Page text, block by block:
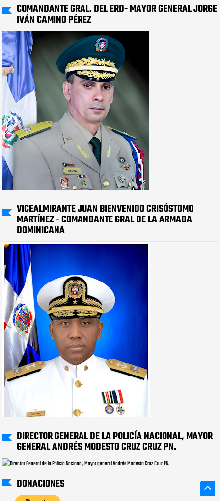
COMANDANTE GRAL. DEL ERD- MAYOR GENERAL JORGE
IVÁN CAMINO PÉREZ
VICEALMIRANTE JUAN BIENVENIDO CRISÓSTOMO
MARTÍNEZ - COMANDANTE GRAL DE LA ARMADA
DOMINICANA
DIRECTOR GENERAL DE LA POLICÍA NACIONAL, MAYOR
GENERAL ANDRÉS MODESTO CRUZ CRUZ PN.
DONACIONES